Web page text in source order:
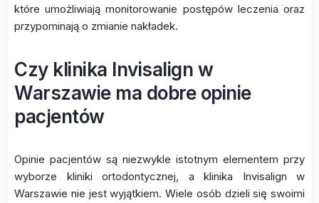
które umożliwiają monitorowanie postępów leczenia oraz
przypominają o zmianie nakładek.
Czy klinika Invisalign w
Warszawie ma dobre opinie
pacjentów
Opinie pacjentów są niezwykle istotnym elementem przy
wyborze kliniki ortodontycznej, a klinika Invisalign w
Warszawie nie jest wyjątkiem. Wiele osób dzieli się swoimi